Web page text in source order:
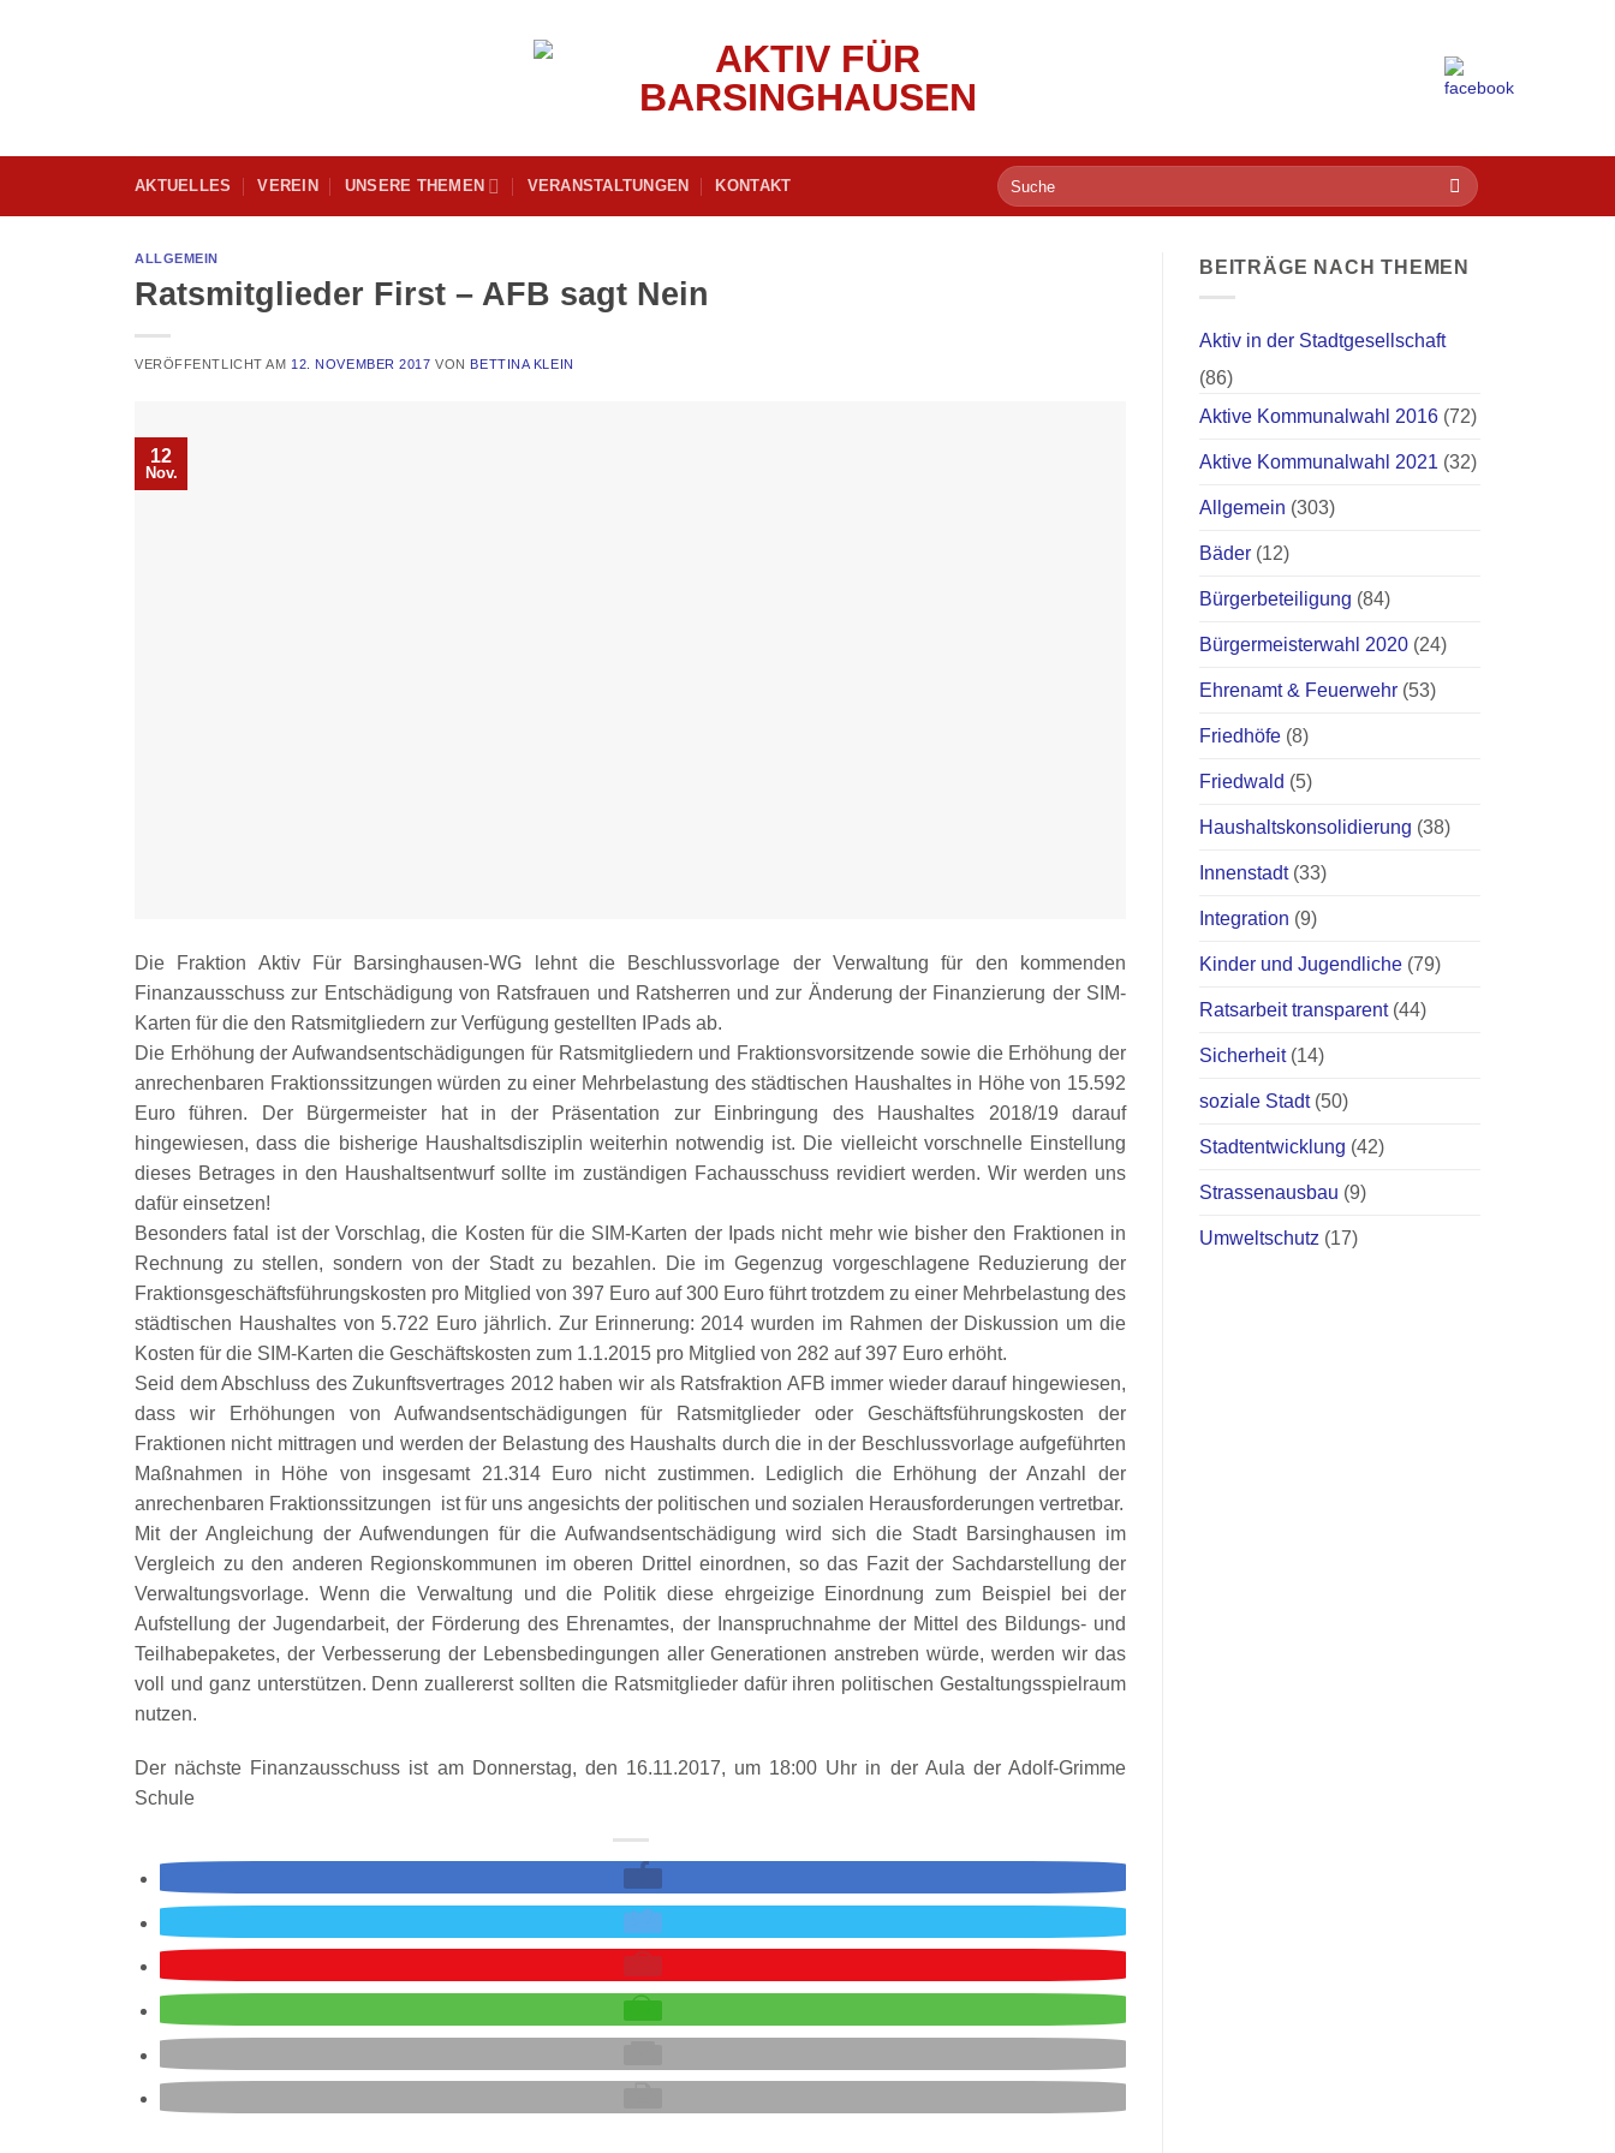
AKTUELLES VEREIN UNSERE THEMEN VERANSTALTUNGEN KONTAKT
ALLGEMEIN
Ratsmitglieder First – AFB sagt Nein
VERÖFFENTLICHT AM 12. NOVEMBER 2017 VON BETTINA KLEIN
12
Nov.
Die Fraktion Aktiv Für Barsinghausen-WG lehnt die Beschlussvorlage der Verwaltung für den kommenden
Finanzausschuss zur Entschädigung von Ratsfrauen und Ratsherren und zur Änderung der Finanzierung der SIM-
Karten für die den Ratsmitgliedern zur Verfügung gestellten IPads ab.
Die Erhöhung der Aufwandsentschädigungen für Ratsmitgliedern und Fraktionsvorsitzende sowie die Erhöhung der
anrechenbaren Fraktionssitzungen würden zu einer Mehrbelastung des städtischen Haushaltes in Höhe von 15.592
Euro führen. Der Bürgermeister hat in der Präsentation zur Einbringung des Haushaltes 2018/19 darauf
hingewiesen, dass die bisherige Haushaltsdisziplin weiterhin notwendig ist. Die vielleicht vorschnelle Einstellung
dieses Betrages in den Haushaltsentwurf sollte im zuständigen Fachausschuss revidiert werden. Wir werden uns
dafür einsetzen!
Besonders fatal ist der Vorschlag, die Kosten für die SIM-Karten der Ipads nicht mehr wie bisher den Fraktionen in
Rechnung zu stellen, sondern von der Stadt zu bezahlen. Die im Gegenzug vorgeschlagene Reduzierung der
Fraktionsgeschäftsführungskosten pro Mitglied von 397 Euro auf 300 Euro führt trotzdem zu einer Mehrbelastung des
städtischen Haushaltes von 5.722 Euro jährlich. Zur Erinnerung: 2014 wurden im Rahmen der Diskussion um die
Kosten für die SIM-Karten die Geschäftskosten zum 1.1.2015 pro Mitglied von 282 auf 397 Euro erhöht.
Seid dem Abschluss des Zukunftsvertrages 2012 haben wir als Ratsfraktion AFB immer wieder darauf hingewiesen,
dass wir Erhöhungen von Aufwandsentschädigungen für Ratsmitglieder oder Geschäftsführungskosten der
Fraktionen nicht mittragen und werden der Belastung des Haushalts durch die in der Beschlussvorlage aufgeführten
Maßnahmen in Höhe von insgesamt 21.314 Euro nicht zustimmen. Lediglich die Erhöhung der Anzahl der
anrechenbaren Fraktionssitzungen ist für uns angesichts der politischen und sozialen Herausforderungen vertretbar.
Mit der Angleichung der Aufwendungen für die Aufwandsentschädigung wird sich die Stadt Barsinghausen im
Vergleich zu den anderen Regionskommunen im oberen Drittel einordnen, so das Fazit der Sachdarstellung der
Verwaltungsvorlage. Wenn die Verwaltung und die Politik diese ehrgeizige Einordnung zum Beispiel bei der
Aufstellung der Jugendarbeit, der Förderung des Ehrenamtes, der Inanspruchnahme der Mittel des Bildungs- und
Teilhabepaketes, der Verbesserung der Lebensbedingungen aller Generationen anstreben würde, werden wir das
voll und ganz unterstützen. Denn zuallererst sollten die Ratsmitglieder dafür ihren politischen Gestaltungsspielraum
nutzen.
Der nächste Finanzausschuss ist am Donnerstag, den 16.11.2017, um 18:00 Uhr in der Aula der Adolf-Grimme
Schule
BEITRÄGE NACH THEMEN
Aktiv in der Stadtgesellschaft
(86)
Aktive Kommunalwahl 2016 (72)
Aktive Kommunalwahl 2021 (32)
Allgemein (303)
Bäder (12)
Bürgerbeteiligung (84)
Bürgermeisterwahl 2020 (24)
Ehrenamt & Feuerwehr (53)
Friedhöfe (8)
Friedwald (5)
Haushaltskonsolidierung (38)
Innenstadt(33)
Integration (9)
Kinder und Jugendliche (79)
Ratsarbeit transparent(44)
Sicherheit(14)
soziale Stadt(50)
Stadtentwicklung (42)
Strassenausbau (9)
Umweltschutz (17)